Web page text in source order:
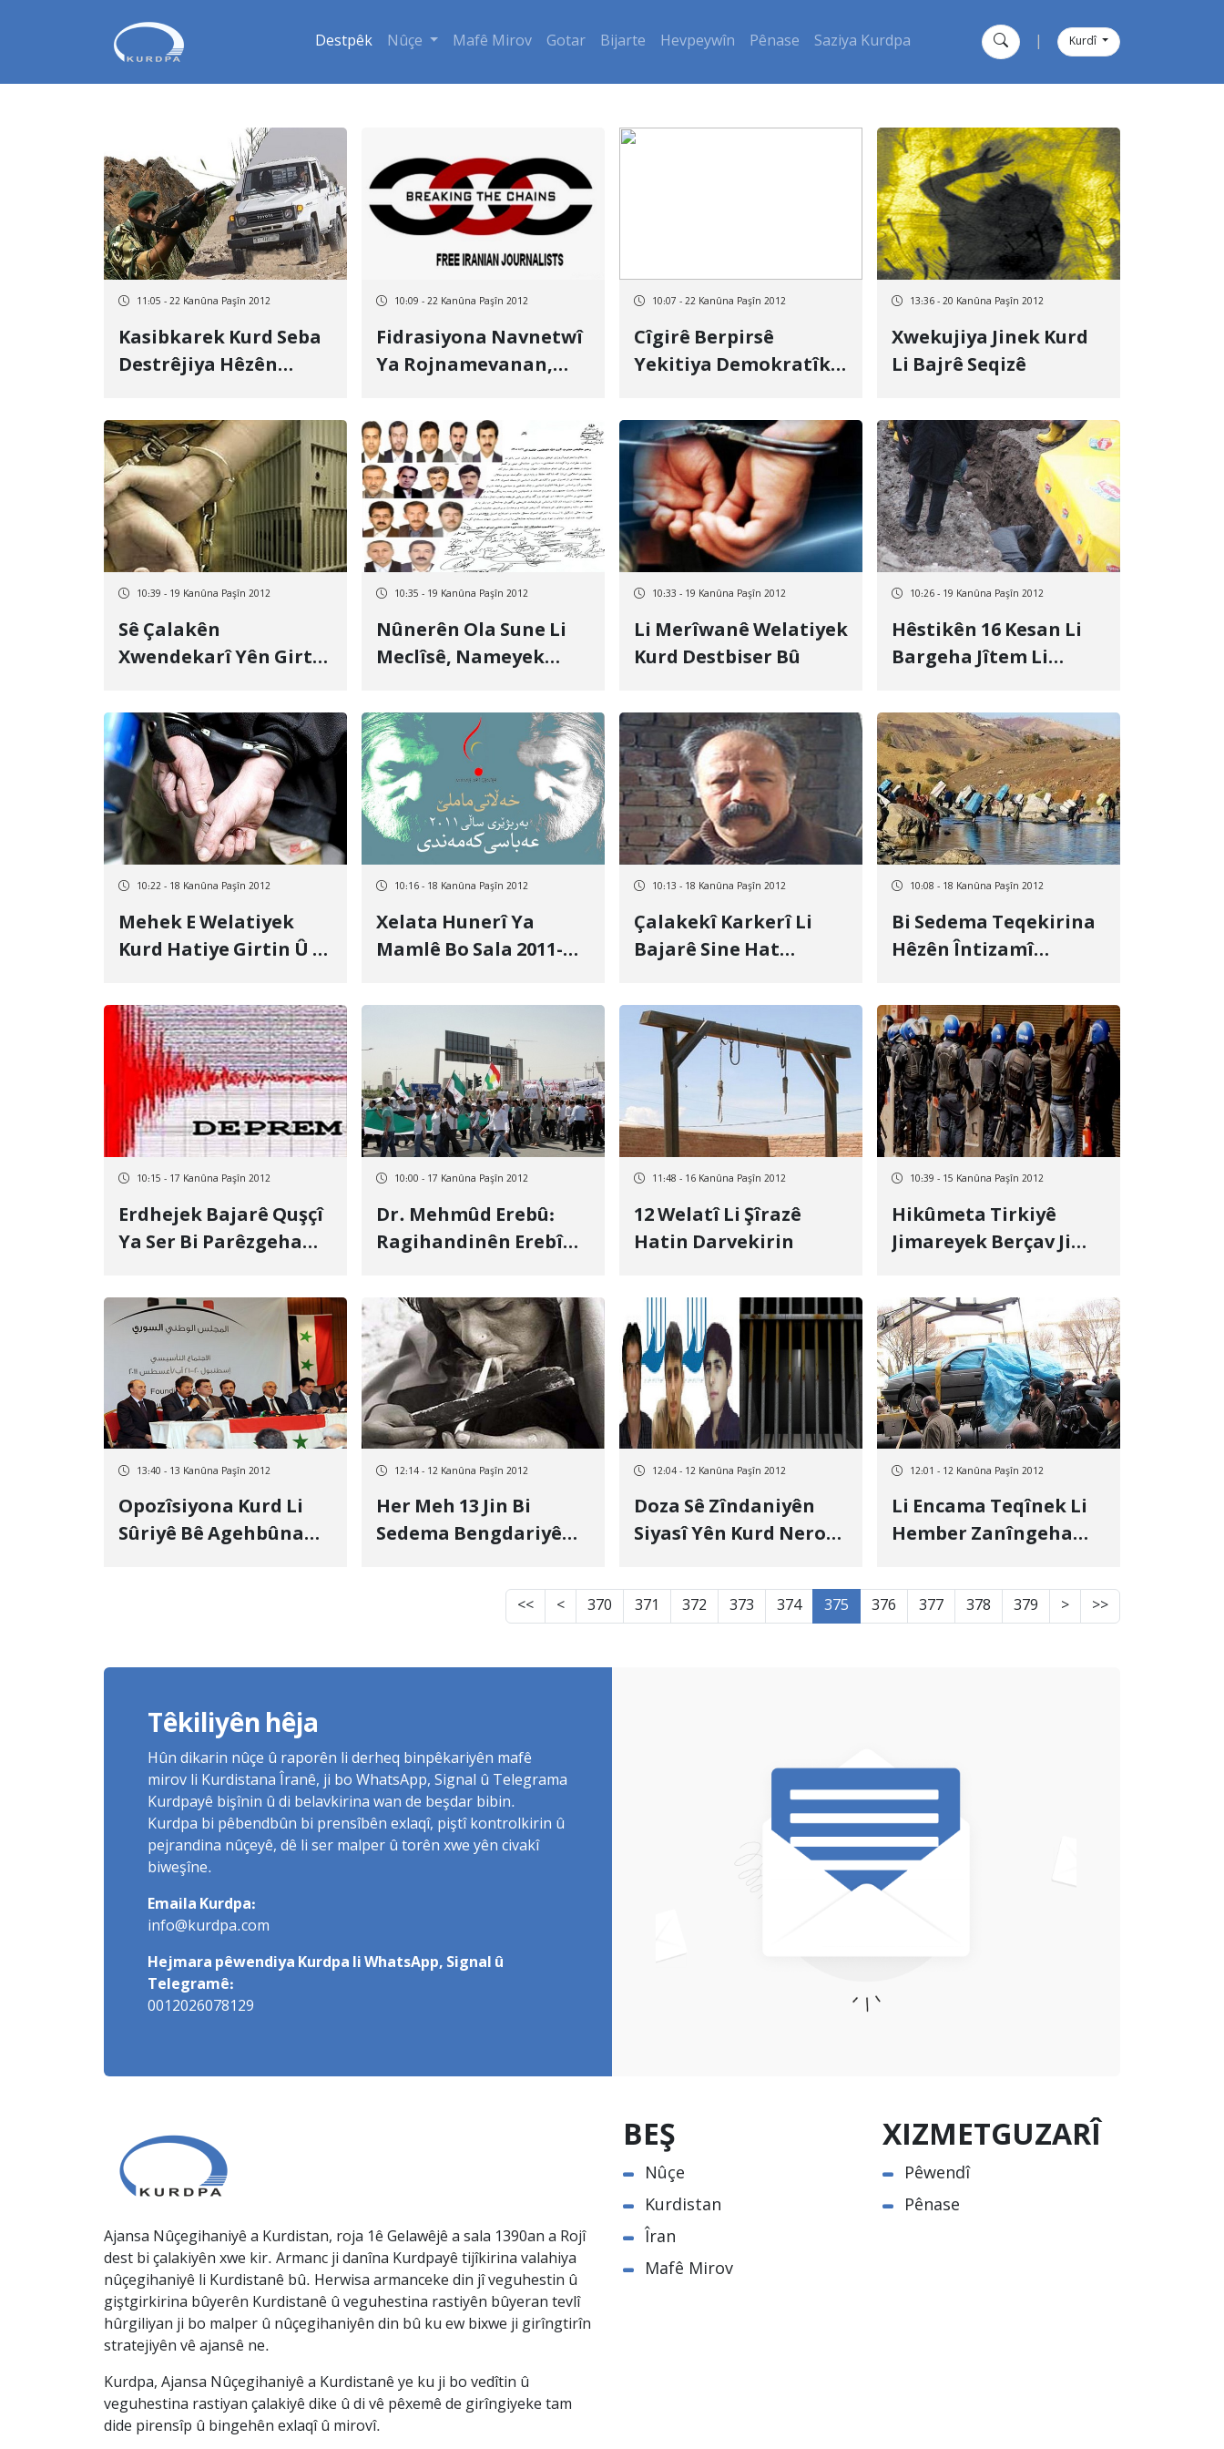
Destpêk Nûçe Mafê Mirov Gotar Bijarte Hevpeywîn Pênase Saziya Kurdpa Kurdî
11:05 - 22 Kanûna Paşîn 2012
Kasibkarek Kurd Seba
Destrêjiya Hêzên
10:09 - 22 Kanûna Paşîn 2012
Fidrasiyona Navnetwî
Ya Rojnamevanan,
Îranê Xirb Dinirxîne
10:07 - 22 Kanûna Paşîn 2012
Cîgirê Berpirsê
Yekitiya Demokratîk
Bi Zîndanê Hat
Mehkûmkirin
13:36 - 20 Kanûna Paşîn 2012
Xwekujiya Jinek Kurd
Li Bajrê Seqizê
10:39 - 19 Kanûna Paşîn 2012
Sê Çalakên
Xwendekarî Yên Girtî
Çarenivîsek Ne Ron De
Ne
10:35 - 19 Kanûna Paşîn 2012
Nûnerên Ola Sune Li
Meclîsê, Nameyek
Xamineyî Şandin
10:33 - 19 Kanûna Paşîn 2012
Li Merîwanê Welatiyek
Kurd Destbiser Bû
10:26 - 19 Kanûna Paşîn 2012
Hêstikên 16 Kesan Li
Bargeha Jîtem Li
Peydakirin
10:22 - 18 Kanûna Paşîn 2012
Mehek E Welatiyek
Kurd Hatiye Girtin Û Di
Ye
10:16 - 18 Kanûna Paşîn 2012
Xelata Hunerî Ya
Mamlê Bo Sala 2011-
Bexşîn
10:13 - 18 Kanûna Paşîn 2012
Çalakekî Karkerî Li
Bajarê Sine Hat
10:08 - 18 Kanûna Paşîn 2012
Bi Sedema Teqekirina
Hêzên Întizamî
Birîndar Bû
10:15 - 17 Kanûna Paşîn 2012
Erdhejek Bajarê Quşçî
Ya Ser Bi Parêzgeha
Hejand
10:00 - 17 Kanûna Paşîn 2012
Dr. Mehmûd Erebû:
Ragihandinên Erebî
Kurd Li Sûriyê Sansor
Dikin
11:48 - 16 Kanûna Paşîn 2012
12 Welatî Li Şîrazê
Hatin Darvekirin
10:39 - 15 Kanûna Paşîn 2012
Hikûmeta Tirkiyê
Jimareyek Berçav Ji
Destbiser Kir
13:40 - 13 Kanûna Paşîn 2012
Opozîsiyona Kurd Li
Sûriyê Bê Agehbûna
12:14 - 12 Kanûna Paşîn 2012
Her Meh 13 Jin Bi
Sedema Bengdariyê
12:04 - 12 Kanûna Paşîn 2012
Doza Sê Zîndaniyên
Siyasî Yên Kurd Neron
12:01 - 12 Kanûna Paşîn 2012
Li Encama Teqînek Li
Hember Zanîngeha
Kes Bûne Gorî
<< < 370 371 372 373 374 375 376 377 378 379 > >>
Têkiliyên hêja
Hûn dikarin nûçe û raporên li derheq binpêkariyên mafê
mirov li Kurdistana Îranê, ji bo WhatsApp, Signal û Telegrama
Kurdpayê bişînin û di belavkirina wan de beşdar bibin.
Kurdpa bi pêbendbûn bi prensîbên exlaqî, piştî kontrolkirin û
pejrandina nûçeyê, dê li ser malper û torên xwe yên civakî
biweşîne.
Emaila Kurdpa:
info@kurdpa.com
Hejmara pêwendiya Kurdpa li WhatsApp, Signal û
Telegramê:
0012026078129
Ajansa Nûçegihaniyê a Kurdistan, roja 1ê Gelawêjê a sala 1390an a Rojî
dest bi çalakiyên xwe kir. Armanc ji danîna Kurdpayê tijîkirina valahiya
nûçegihaniyê li Kurdistanê bû. Herwisa armanceke din jî veguhestin û
giştgirkirina bûyerên Kurdistanê û veguhestina rastiyên bûyeran tevlî
hûrgiliyan ji bo malper û nûçegihaniyên din bû ku ew bixwe ji girîngtirîn
stratejiyên vê ajansê ne.
Kurdpa, Ajansa Nûçegihaniyê a Kurdistanê ye ku ji bo vedîtin û
veguhestina rastiyan çalakiyê dike û di vê pêxemê de girîngiyeke tam
dide pirensîp û bingehên exlaqî û mirovî.
BEŞ
Nûçe
Kurdistan
Îran
Mafê Mirov
XIZMETGUZARÎ
Pêwendî
Pênase